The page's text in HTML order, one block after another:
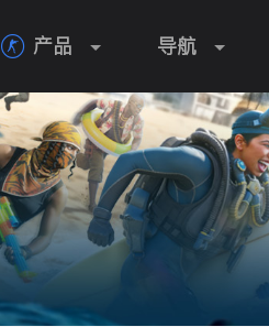
 产品 导航